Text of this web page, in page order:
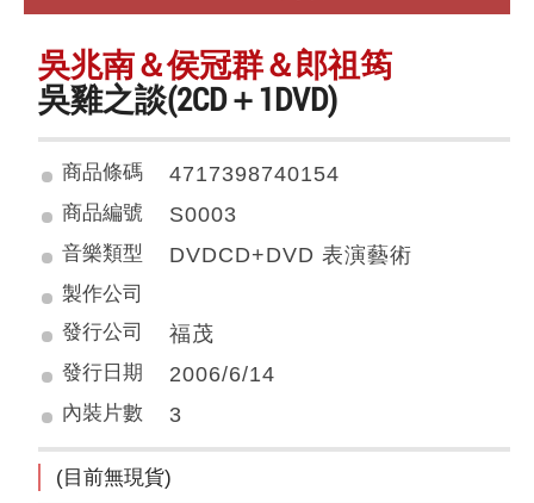
吳兆南＆侯冠群＆郎祖筠
吳雞之談(2CD＋1DVD)
商品條碼 4717398740154
商品編號 S0003
音樂類型 DVDCD+DVD 表演藝術
製作公司
發行公司
福茂
發行日期 2006/6/14
內裝片數 3
(目前無現貨)